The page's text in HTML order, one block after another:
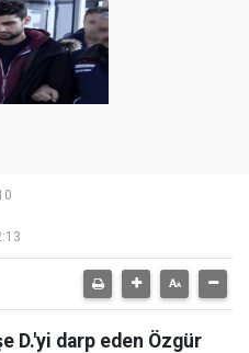
D.'yi darp eden Özgür